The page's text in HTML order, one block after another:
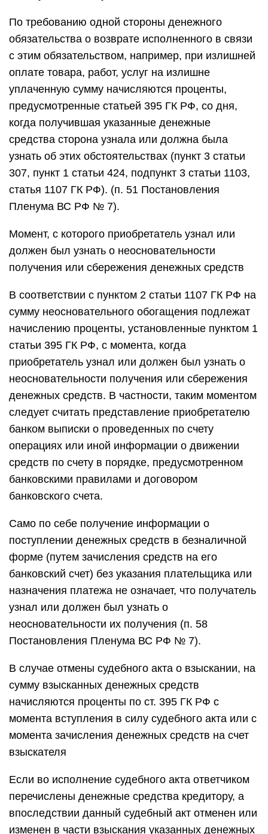
По требованию одной стороны денежного
обязательства о возврате исполненного в связи
с этим обязательством, например, при излишней
оплате товара, работ, услуг на излишне
уплаченную сумму начисляются проценты,
предусмотренные статьей 395 ГК РФ, со дня,
когда получившая указанные денежные
средства сторона узнала или должна была
узнать об этих обстоятельствах (пункт 3 статьи
307, пункт 1 статьи 424, подпункт 3 статьи 1103,
статья 1107 ГК РФ). (п. 51 Постановления
Пленума ВС РФ № 7).
Момент, с которого приобретатель узнал или
должен был узнать о неосновательности
получения или сбережения денежных средств
В соответствии с пунктом 2 статьи 1107 ГК РФ на
сумму неосновательного обогащения подлежат
начислению проценты, установленные пунктом 1
статьи 395 ГК РФ, с момента, когда
приобретатель узнал или должен был узнать о
неосновательности получения или сбережения
денежных средств. В частности, таким моментом
следует считать представление приобретателю
банком выписки о проведенных по счету
операциях или иной информации о движении
средств по счету в порядке, предусмотренном
банковскими правилами и договором
банковского счета.
Само по себе получение информации о
поступлении денежных средств в безналичной
форме (путем зачисления средств на его
банковский счет) без указания плательщика или
назначения платежа не означает, что получатель
узнал или должен был узнать о
неосновательности их получения (п. 58
Постановления Пленума ВС РФ № 7).
В случае отмены судебного акта о взыскании, на
сумму взысканных денежных средств
начисляются проценты по ст. 395 ГК РФ с
момента вступления в силу судебного акта или с
момента зачисления денежных средств на счет
взыскателя
Если во исполнение судебного акта ответчиком
перечислены денежные средства кредитору, а
впоследствии данный судебный акт отменен или
изменен в части взыскания указанных денежных